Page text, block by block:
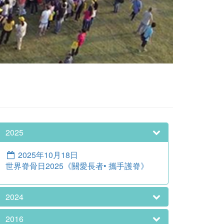
2025
2025年10月18日
世界脊骨日2025《關愛長者• 攜手護脊》
2024
2016